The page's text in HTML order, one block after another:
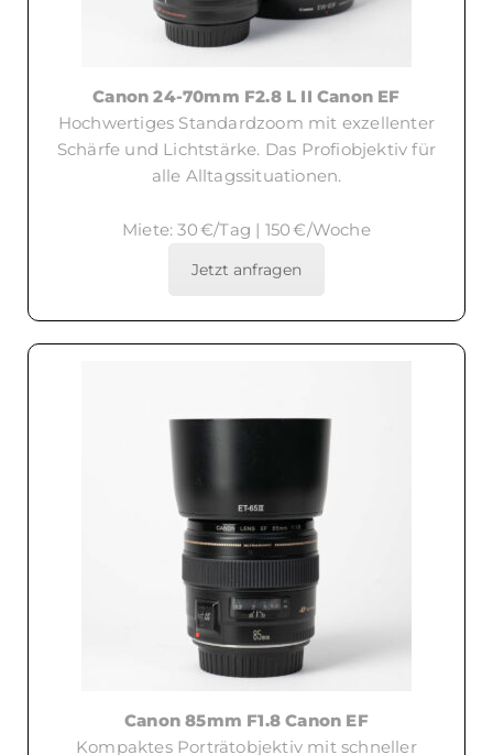
Canon 24-70mm F2.8 L II Canon EF
Hochwertiges Standardzoom mit exzellenter
Schärfe und Lichtstärke. Das Profiobjektiv für
alle Alltagssituationen.
Miete: 30 €/Tag | 150 €/Woche
Jetzt anfragen
Canon 85mm F1.8 Canon EF
Kompaktes Porträtobjektiv mit schneller